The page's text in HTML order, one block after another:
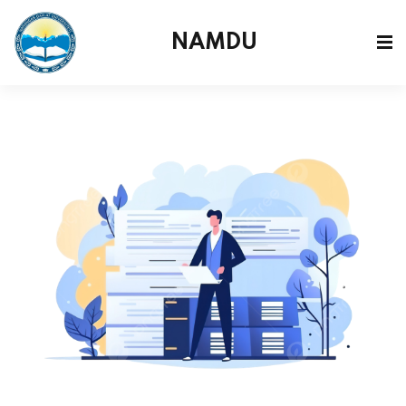
NAMDU